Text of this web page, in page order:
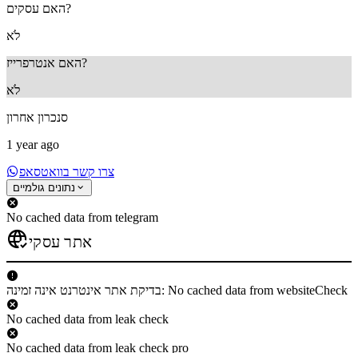
האם עסקים?
לֹא
האם אנטרפרייז?
לֹא
סנכרון אחרון
1 year ago
צרו קשר בוואטסאפ
נתונים גולמיים
No cached data from telegram
אתר עסקי
בדיקת אתר אינטרנט אינה זמינה: No cached data from websiteCheck
No cached data from leak check
No cached data from leak check pro